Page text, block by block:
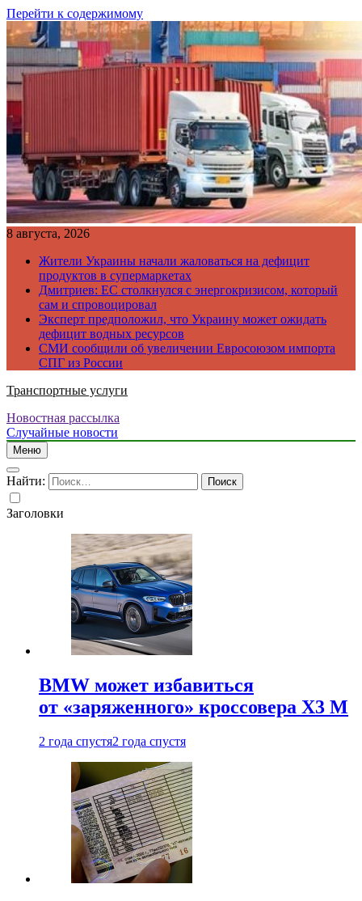
Перейти к содержимому
8 августа, 2026
Жители Украины начали жаловаться на дефицит
продуктов в супермаркетах
Дмитриев: ЕС столкнулся с энергокризисом, который
сам и спровоцировал
Эксперт предположил, что Украину может ожидать
дефицит водных ресурсов
СМИ сообщили об увеличении Евросоюзом импорта
СПГ из России
Транспортные услуги
Новостная рассылка
Случайные новости
Меню
Найти:
Заголовки
BMW может избавиться
от «заряженного» кроссовера X3 M
2 года спустя2 года спустя